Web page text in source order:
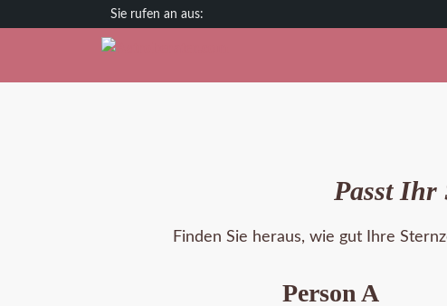
Deutschland
Österreich
Schweiz
Passt Ihr
Finden Sie heraus, wie gut Ihre
Person A